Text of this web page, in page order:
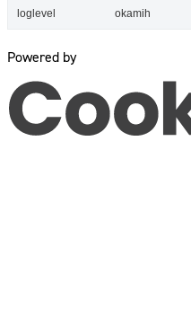
loglevel okamih
Powered by